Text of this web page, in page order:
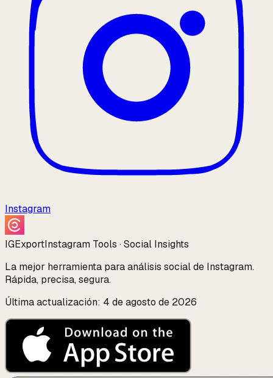
Instagram
IGExportInstagram Tools · Social Insights
La mejor herramienta para análisis social de Instagram.
Rápida, precisa, segura.
Última actualización: 4 de agosto de 2026